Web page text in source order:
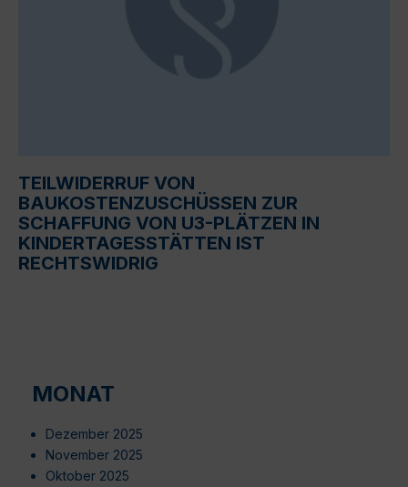
TEILWIDERRUF VON
BAUKOSTENZUSCHÜSSEN ZUR
SCHAFFUNG VON U3-PLÄTZEN IN
KINDERTAGESSTÄTTEN IST
RECHTSWIDRIG
MONAT
Dezember 2025
November 2025
Oktober 2025